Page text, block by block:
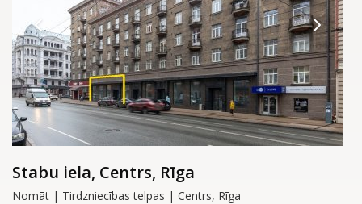
Stabu iela, Centrs, Rīga
Nomāt | Tirdzniecības telpas | Centrs, Rīga